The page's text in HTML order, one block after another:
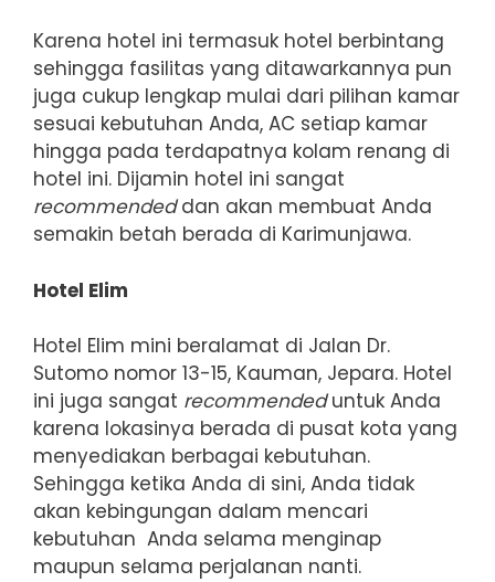
Karena hotel ini termasuk hotel berbintang
sehingga fasilitas yang ditawarkannya pun
juga cukup lengkap mulai dari pilihan kamar
sesuai kebutuhan Anda, AC setiap kamar
hingga pada terdapatnya kolam renang di
hotel ini. Dijamin hotel ini sangat
recommendeddan akan membuat Anda
semakin betah berada di Karimunjawa.
Hotel Elim
Hotel Elim mini beralamat di Jalan Dr.
Sutomo nomor 13-15, Kauman, Jepara. Hotel
ini juga sangat recommendeduntuk Anda
karena lokasinya berada di pusat kota yang
menyediakan berbagai kebutuhan.
Sehingga ketika Anda di sini, Anda tidak
akan kebingungan dalam mencari
kebutuhan Anda selama menginap
maupun selama perjalanan nanti.